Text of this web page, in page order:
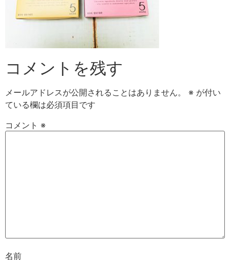
コメントを残す
メールアドレスが公開されることはありません。 ※ が付い
ている欄は必須項目です
コメント ※
名前